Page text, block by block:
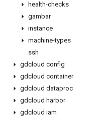
health-checks
gambar
instance
machine-types
ssh
gdcloud config
gdcloud container
gdcloud dataproc
gdcloud harbor
gdcloud iam